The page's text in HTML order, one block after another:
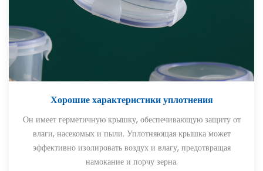
Хорошие характеристики уплотнения
Он имеет герметичную крышку, обеспечивающую защиту от
влаги, насекомых и пыли. Уплотняющая крышка может
эффективно изолировать воздух и влагу, предотвращая
намокание и порчу зерна.